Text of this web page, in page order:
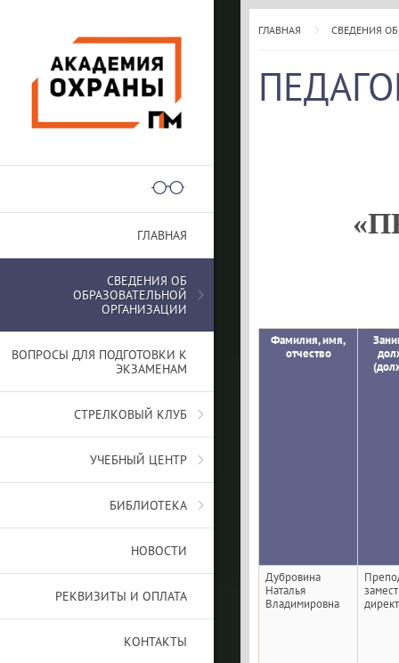
ГЛАВНАЯ СВЕДЕНИЯ
Фамилия, имя,
отчество
Дубровина
Наталья
Владимировна
ГЛАВНАЯ
СВЕДЕНИЯ ОБ
ОБРАЗОВАТЕЛЬНОЙ
ОРГАНИЗАЦИИ
ВОПРОСЫ ДЛЯ ПОДГОТОВКИ К
ЭКЗАМЕНАМ
СТРЕЛКОВЫЙ КЛУБ
УЧЕБНЫЙ ЦЕНТР
БИБЛИОТЕКА
НОВОСТИ
РЕКВИЗИТЫ И ОПЛАТА
КОНТАКТЫ